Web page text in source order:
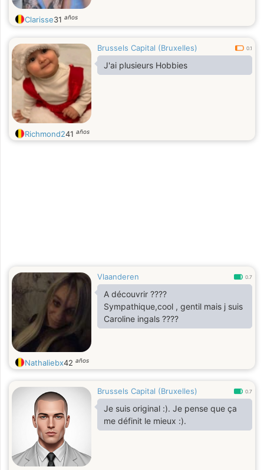
Clarisse31 años
Brussels Capital (Bruxelles) 0.1
J'ai plusieurs Hobbies
Richmond241 años
Vlaanderen 0.7
A découvrir ????
Sympathique,cool , gentil mais j suis
Caroline ingals ????
Nathaliebx42 años
Brussels Capital (Bruxelles) 0.7
Je suis original :). Je pense que ça
me définit le mieux :).